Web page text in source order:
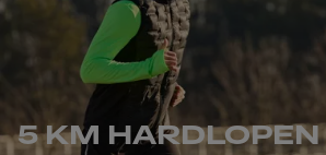
5 KM HARDLOPEN